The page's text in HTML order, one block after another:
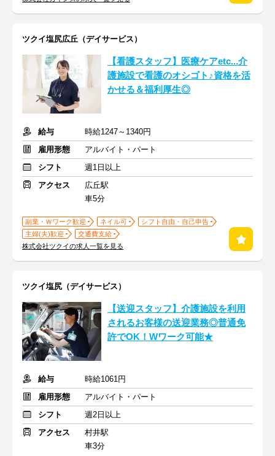
ツクイ塩尻広丘（デイサービス）
【看護スタッフ】医療ケアetc...介
護施設で看護のオシゴト♪資格を活
かせる＆福利厚生◎
給与
時給1247～1340円
雇用形態
アルバイト・パート
シフト
週1日以上
アクセス
広丘駅
車5分
副業・Ｗワーク歓迎 ネイル可
シフト自由・自己申告
主婦(夫)歓迎
交通費支給
株式会社ツクイの求人一覧を見る
ツクイ塩尻（デイサービス）
【送迎スタッフ】介護施設を利用
されるお客様の送迎業務◎普通免
許でOK！Wワーク可能★
給与
時給1061円
雇用形態
アルバイト・パート
シフト
週2日以上
アクセス
村井駅
車3分